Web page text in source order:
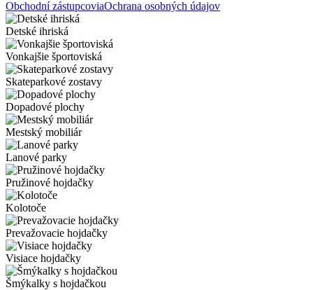
Obchodní zástupcoviaOchrana osobných údajov
Detské ihriská
Vonkajšie športoviská
Skateparkové zostavy
Dopadové plochy
Mestský mobiliár
Lanové parky
Pružinové hojdačky
Kolotoče
Prevažovacie hojdačky
Visiace hojdačky
Šmýkalky s hojdačkou